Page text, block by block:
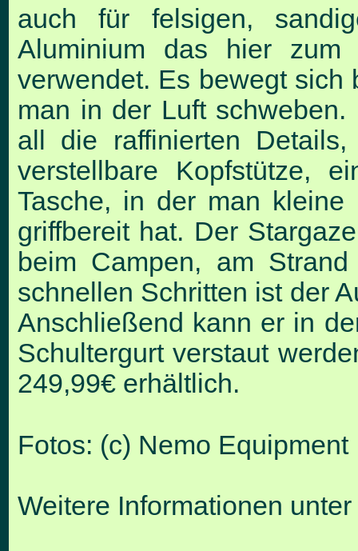
auch für felsigen,
Aluminium das hier zum
verwendet. Es bewegt
man in der Luft
all die raffinierten
verstellbare Kopfstütze,
Tasche, in der man kleine
griffbereit hat. Der
beim Campen, am
schnellen Schritten ist der
Anschließend kann er in
Schultergurt verstaut
249,99€ erhältlich.
Fotos: (c) Nemo Equipment
Weitere Informationen unter